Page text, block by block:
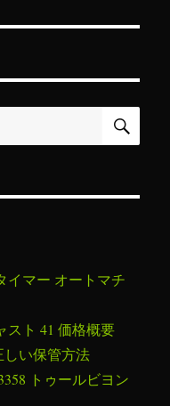
検
イマー オートマチ
スト 41 価格概要
い保管方法
トゥールビヨン